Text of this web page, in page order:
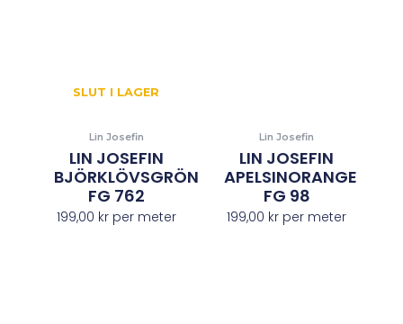
SLUT I LAGER
Lin Josefin
LIN JOSEFIN
BJÖRKLÖVSGRÖN
FG 762
199,00 krper meter
Lin Josefin
LIN JOSEFIN
APELSINORANGE
FG 98
199,00 kr per meter